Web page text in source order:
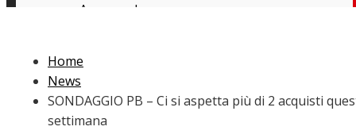
Amarcord
Giovanili
Le pagelle
Interviste
Focus
Home
News
SONDAGGIO PB – Ci si aspetta più di 2 acquisti
settimana